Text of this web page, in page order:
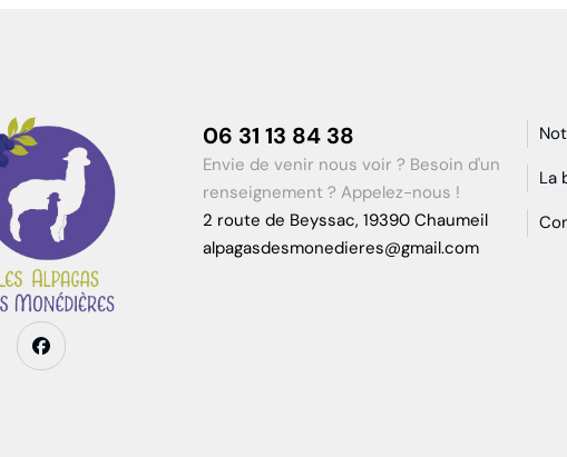
06 31 13 84 38
Envie de venir nous voir ? Besoin d'un
renseignement ? Appelez-nous !
2 route de Beyssac, 19390 Chaumeil
alpagasdesmonedieres@gmail.com
La